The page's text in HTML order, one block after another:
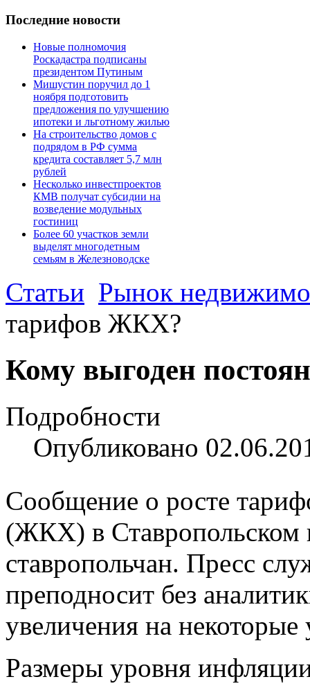
Последние новости
Новые полномочия
Роскадастра подписаны
президентом Путиным
Мишустин поручил до 1
ноября подготовить
предложения по улучшению
ипотеки и льготному жилью
На строительство домов с
подрядом в РФ сумма
кредита составляет 5,7 млн
рублей
Несколько инвестпроектов
КМВ получат субсидии на
возведение модульных
гостиниц
Более 60 участков земли
выделят многодетным
семьям в Железноводске
Статьи Рынок
тарифов ЖКХ?
Кому выгоден
Подробности
Опубликовано
Сообщение о росте
(ЖКХ) в Ставропольском
ставропольчан. Пресс
преподносит без
увеличения на
Размеры уровня